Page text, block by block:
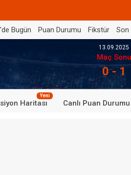
Bugün Puan Durumu Fikstür Son
13.09.2025
Maç Sonu
0 - 1
Haritası
Yeni
Canlı Puan Durumu